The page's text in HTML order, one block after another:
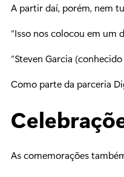
A partir daí, porém, nem
“Isso nos colocou em um
“Steven Garcia
Como parte da parceria
As comemorações